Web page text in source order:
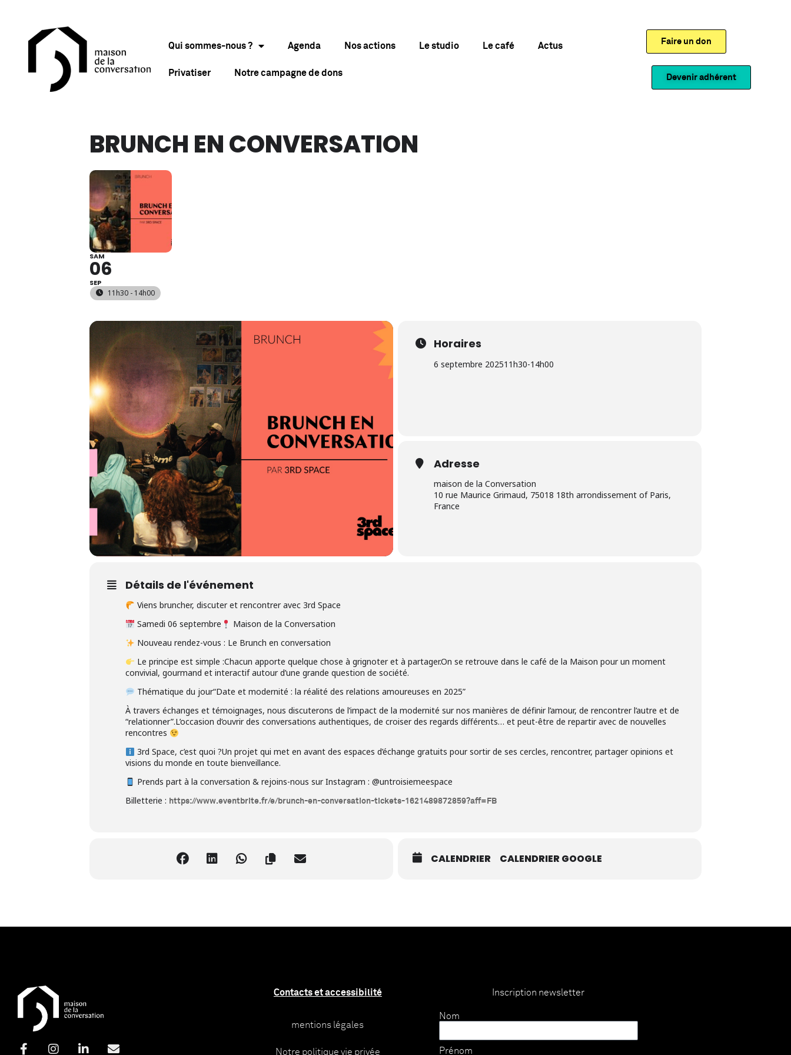
Qui sommes-nous ? Agenda Nos actions Le studio Le café Actus
Privatiser Notre campagne de dons
Faire un don
Devenir adhérent
BRUNCH EN CONVERSATION
SAM
06
SEP
11h30 - 14h00
Horaires
6 septembre 202511h30-14h00
Adresse
maison de la Conversation
10 rue Maurice Grimaud, 75018 18th arrondissement of Paris,
France
Détails de l'événement
Viens bruncher, discuter et rencontrer avec 3rd Space
Samedi 06 septembre
Maison de la Conversation
Nouveau rendez-vous : Le Brunch en conversation
Le principe est simple :Chacun apporte quelque chose à grignoter et à partager.On se retrouve dans le café de la Maison pour un moment
convivial, gourmand et interactif autour d’une grande question de société.
Thématique du jour“Date et modernité : la réalité des relations amoureuses en 2025”
À travers échanges et témoignages, nous discuterons de l’impact de la modernité sur nos manières de définir l’amour, de rencontrer l’autre et de
“relationner”.L’occasion d’ouvrir des conversations authentiques, de croiser des regards différents… et peut-être de repartir avec de nouvelles
rencontres
3rd Space, c’est quoi ?Un projet qui met en avant des espaces d’échange gratuits pour sortir de ses cercles, rencontrer, partager opinions et
visions du monde en toute bienveillance.
Prends part à la conversation & rejoins-nous sur Instagram : @untroisiemeespace
Billetterie : https://www.eventbrite.fr/e/brunch-en-conversation-tickets-1621489872859?aff=FB
CALENDRIER CALENDRIER GOOGLE
Contacts et accessibilité
mentions légales
Notre politique vie privée
Inscription newsletter
Nom
Prénom